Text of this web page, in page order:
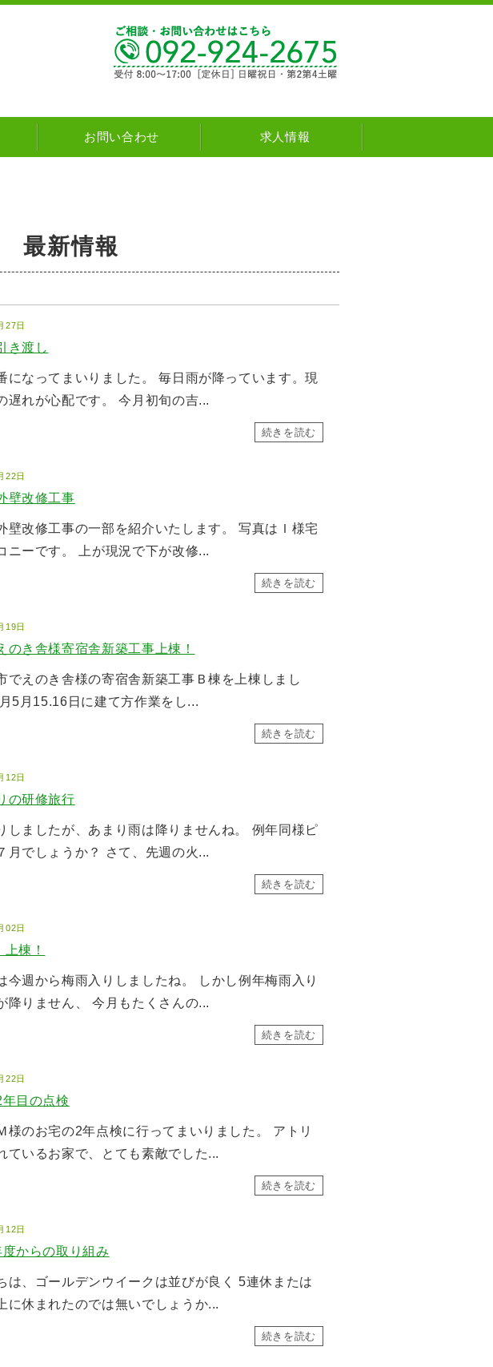
｜筑紫野市の新築・注文住宅・リフォーム natural house
お問い合わせ 求人情報
最新情報
27日
き渡し
になってまいりました。 毎日雨が降っています。現
遅れが心配です。 今月初旬の吉...
続きを読む
22日
壁改修工事
壁改修工事の一部を紹介いたします。 写真はＩ様宅
ニーです。 上が現況で下が改修...
続きを読む
19日
のき舎様寄宿舎新築工事上棟！
でえのき舎様の寄宿舎新築工事Ｂ棟を上棟しまし
5月15.16日に建て方作業をし...
続きを読む
12日
の研修旅行
しましたが、あまり雨は降りませんね。 例年同様ピ
月でしょうか？ さて、先週の火...
続きを読む
02日
棟！
今週から梅雨入りしましたね。 しかし例年梅雨入り
降りません、 今月もたくさんの...
続きを読む
22日
目の点検
様のお宅の2年点検に行ってまいりました。 アトリ
ているお家で、とても素敵でした...
続きを読む
12日
からの取り組み
は、ゴールデンウイークは並びが良く 5連休または
に休まれたのでは無いでしょうか...
続きを読む